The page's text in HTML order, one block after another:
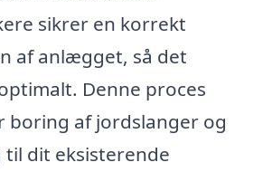
sikrer en korrekt
af anlægget, så det
Denne proces
boring af jordslanger og
dit eksisterende